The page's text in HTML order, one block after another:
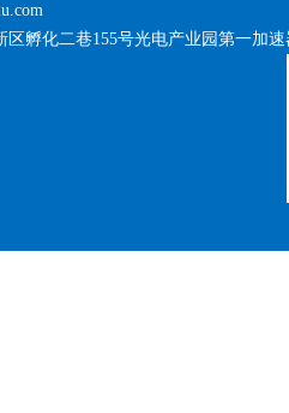
区孵化二巷155号光电产业园第一加